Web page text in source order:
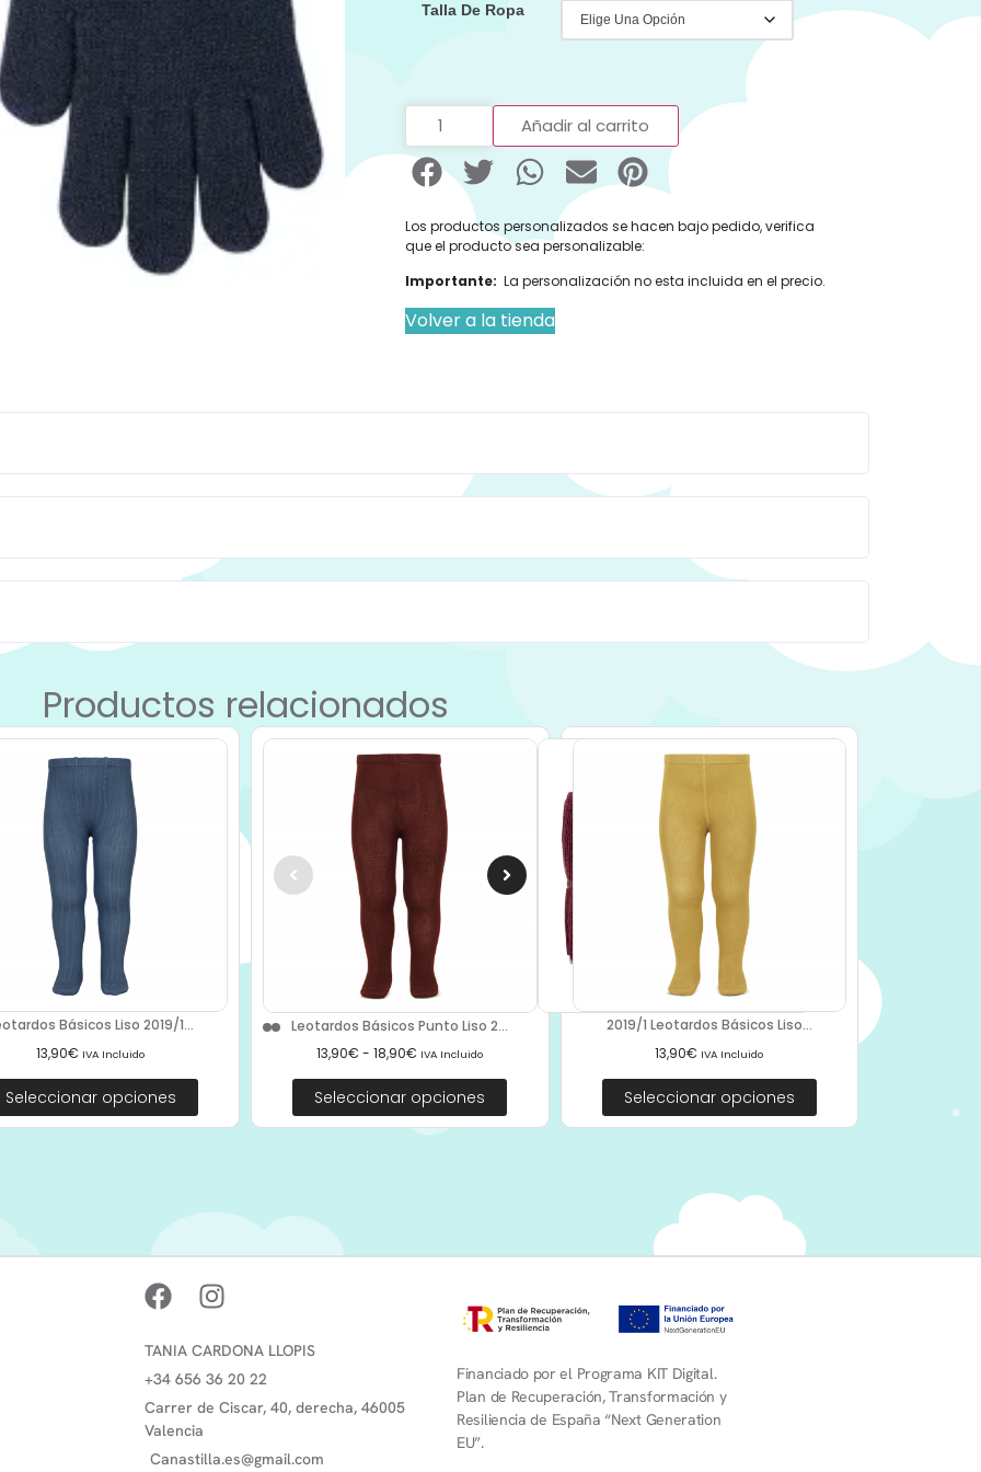
Talla De Ropa
Añadir al carrito
Los productos personalizados se hacen bajo pedido, verifica
que el producto sea personalizable:
Importante: La personalización no esta incluida en el precio.
Volver a la tienda
Productos relacionados
Básicos Liso 2019/1...
13,90€ IVA Incluido
Seleccionar opciones
Leotardos Básicos Punto Liso 2...
13,90€ - 18,90€ IVA Incluido
Seleccionar opciones
2019/1 Leotardos Básicos Liso...
13,90€ IVA Incluido
Seleccionar opciones
TANIA CARDONA LLOPIS
+34 656 36 20 22
Carrer de Ciscar, 40, derecha, 46005
Valencia
Canastilla.es@gmail.com
Financiado por el Programa KIT Digital.
Plan de Recuperación, Transformación y
Resiliencia de España “Next Generation
EU”.